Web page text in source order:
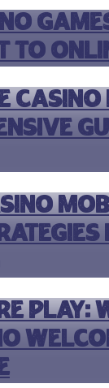
to
Casino
Play: